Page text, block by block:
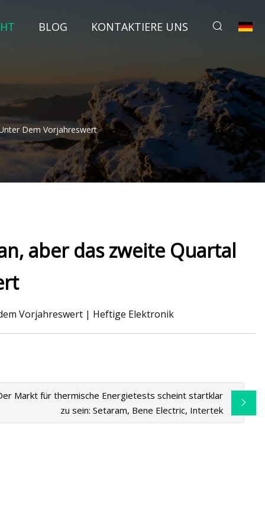
BLOG KONTAKTIERE UNS
Dem Vorjahreswert
aber das zweite Quartal
Vorjahreswert | Heftige Elektronik
Markt für thermische Energietests scheint startklar
zu sein: Setaram, Bene Electric, Intertek